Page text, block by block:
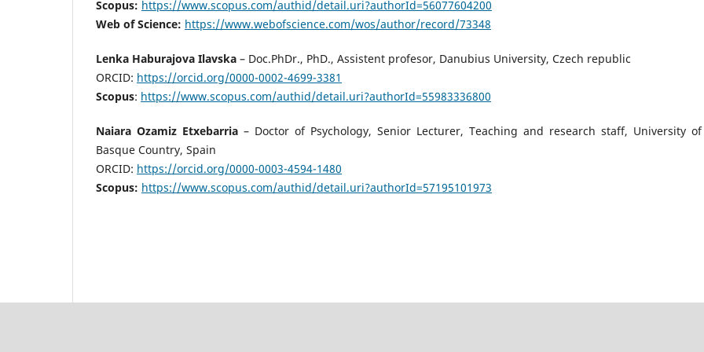
Scopus: https://www.scopus.com/authid/detail.uri?authorId=56077604200
Web of Science: https://www.webofscience.com/wos/author/record/73348
Lenka Haburajova Ilavska – Doc.PhDr., PhD., Assistent profesor, Danubius University, Czech republic
ORCID: https://orcid.org/0000-0002-4699-3381
Scopus: https://www.scopus.com/authid/detail.uri?authorId=55983336800
Naiara Ozamiz Etxebarria – Doctor of Psychology, Senior Lecturer, Teaching and research staff, University
Basque Cоuntry, Spain
ORCID: https://orcid.org/0000-0003-4594-1480
Scopus: https://www.scopus.com/authid/detail.uri?authorId=57195101973